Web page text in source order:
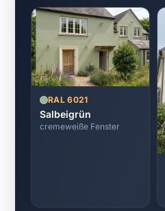
RAL 6021
Salbeigrün
cremeweiße Fenster